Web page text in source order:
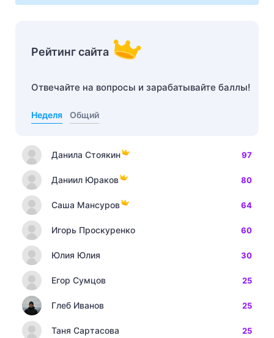
Рейтинг сайта
Отвечайте на вопросы и зарабатывайте баллы!
Неделя Общий
Данила Стоякин 97
Даниил Юраков 80
Саша Мансуров 64
Игорь Проскуренко 60
Юлия Юлия 30
Егор Сумцов 25
Глеб Иванов 25
Таня Сартасова 25